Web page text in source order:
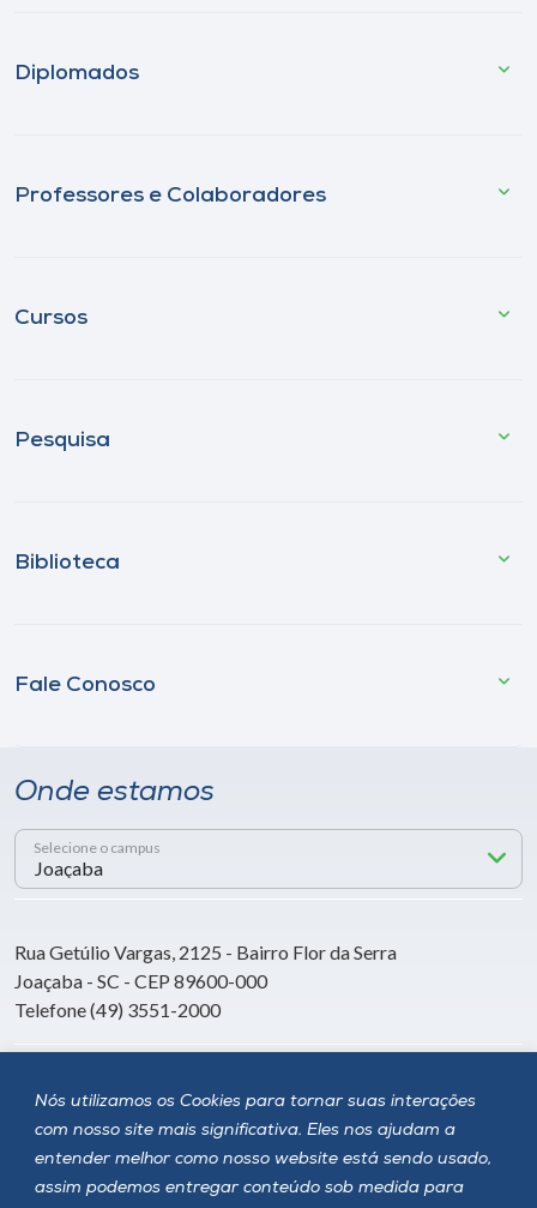
Nós utilizamos os Cookies para tornar suas interações
com nosso site mais significativa. Eles nos ajudam a
entender melhor como nosso website está sendo usado,
assim podemos entregar conteúdo sob medida para
Diplomados
Professores e Colaboradores
Cursos
Pesquisa
Biblioteca
Fale Conosco
Onde estamos
Selecione o campus
Rua Getúlio Vargas, 2125 - Bairro Flor da Serra
Joaçaba - SC - CEP 89600-000
Telefone (49) 3551-2000
Siga a Unoesc